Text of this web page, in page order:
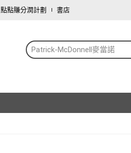
點點賺分潤計劃 書店
Patrick-McDonnell麥當諾